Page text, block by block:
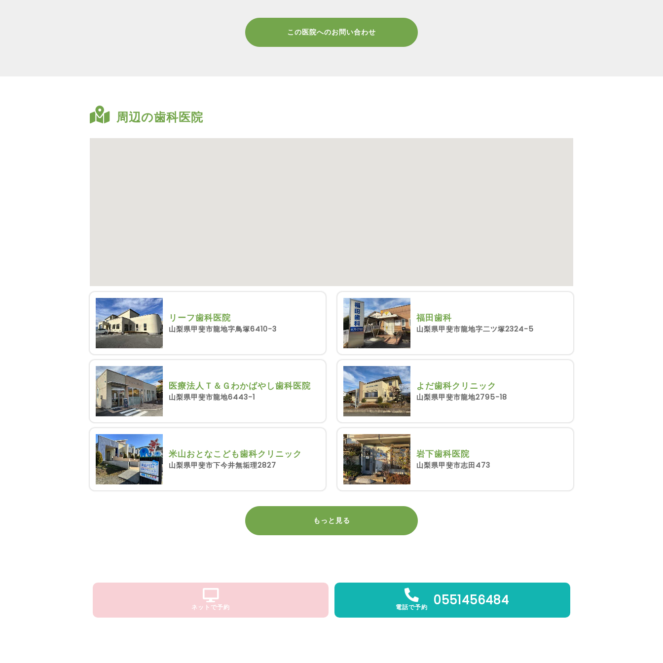
この医院へのお問い合わせ
周辺の歯科医院
リーフ歯科医院
山梨県甲斐市龍地字鳥塚6410-3
医療法人Ｔ＆Ｇわかばやし歯科医院
山梨県甲斐市龍地6443-1
米山おとなこども歯科クリニック
山梨県甲斐市下今井無垢理2827
福田歯科
山梨県甲斐市龍地字二ツ塚2324-5
よだ歯科クリニック
山梨県甲斐市龍地2795-18
岩下歯科医院
山梨県甲斐市志田473
もっと見る
ネットで予約 電話で予約 0551456484